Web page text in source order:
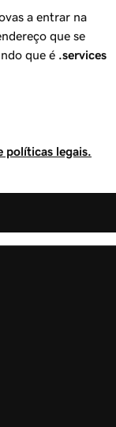
a entrar na
que se
que é .services
políticas legais.